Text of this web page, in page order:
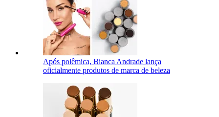
Após polêmica, Bianca Andrade lança
oficialmente produtos de marca de beleza